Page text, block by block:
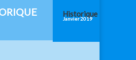
Historique
Janvier 2019